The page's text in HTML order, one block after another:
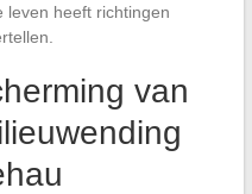
leven heeft richtingen
van